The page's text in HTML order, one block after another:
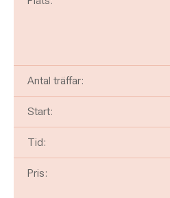
Antal träffar:
Start:
Tid:
Pris: